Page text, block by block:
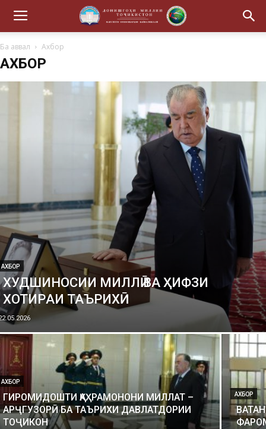
Ба аввал Ахбор
АХБОР
АХБОР
ХУДШИНОСИИ МИЛЛӢ ВА ҲИФЗИ
ХОТИPАИ ТАЪPИХӢ
АХБОР
ГИРОМИДОШТИ ҚАҲРАМОНОНИ МИЛЛАТ –
АРҶГУЗОРӢ БА ТАЪРИХИ ДАВЛАТДОРИИ
ТОҶИКОН
АХБОР